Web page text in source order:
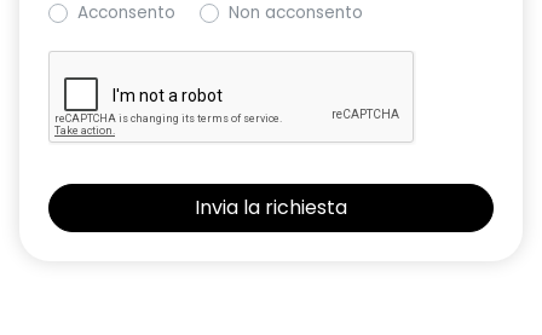
Acconsento
Non acconsento